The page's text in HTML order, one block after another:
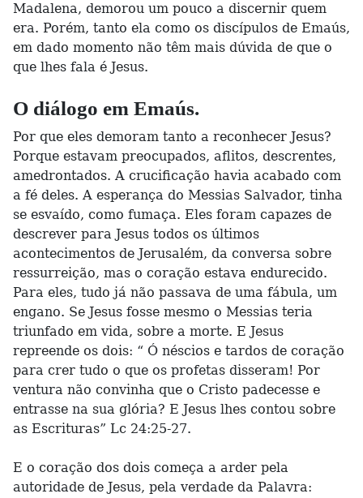
Madalena, demorou um pouco a discernir quem
era. Porém, tanto ela como os discípulos de Emaús,
em dado momento não têm mais dúvida de que o
que lhes fala é Jesus.
O diálogo em Emaús.
Por que eles demoram tanto a reconhecer Jesus?
Porque estavam preocupados, aflitos, descrentes,
amedrontados. A crucificação havia acabado com
a fé deles. A esperança do Messias Salvador, tinha
se esvaído, como fumaça. Eles foram capazes de
descrever para Jesus todos os últimos
acontecimentos de Jerusalém, da conversa sobre
ressurreição, mas o coração estava endurecido.
Para eles, tudo já não passava de uma fábula, um
engano. Se Jesus fosse mesmo o Messias teria
triunfado em vida, sobre a morte. E Jesus
repreende os dois: “ Ó néscios e tardos de coração
para crer tudo o que os profetas disseram! Por
ventura não convinha que o Cristo padecesse e
entrasse na sua glória? E Jesus lhes contou sobre
as Escrituras” Lc 24:25-27.
E o coração dos dois começa a arder pela
autoridade de Jesus, pela verdade da Palavra: